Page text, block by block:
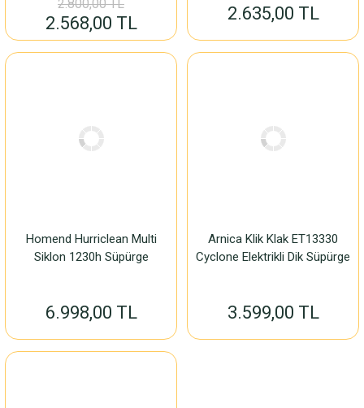
2.800,00 TL
2.568,00 TL 2.635,00 TL
Homend Hurriclean Multi
Siklon 1230h Süpürge
6.998,00 TL
Arnica Klik Klak ET13330
Cyclone Elektrikli Dik Süpürge
3.599,00 TL